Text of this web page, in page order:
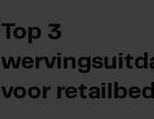
Top 3
voor